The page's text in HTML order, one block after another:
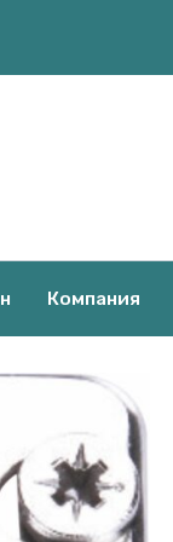
Компания